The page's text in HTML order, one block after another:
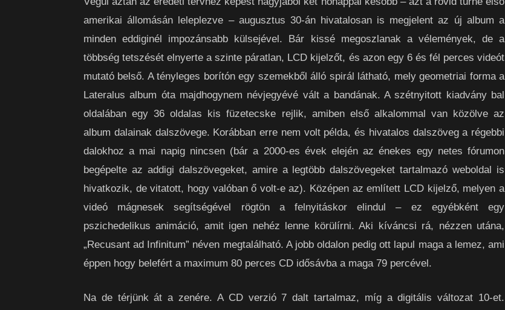
amerikai állomásán leleplezve – augusztus 30-án hivatalosan is megjelent az új album a
minden eddiginél impozánsabb külsejével. Bár kissé megoszlanak a vélemények, de a
többség tetszését elnyerte a szinte páratlan, LCD kijelzőt, és azon egy 6 és fél perces videót
mutató belső. A tényleges borítón egy szemekből álló spirál látható, mely geometriai forma a
Lateralus album óta majdhogynem névjegyévé vált a bandának. A szétnyitott kiadvány bal
oldalában egy 36 oldalas kis füzetecske rejlik, amiben első alkalommal van közölve az
album dalainak dalszövege. Korábban erre nem volt példa, és hivatalos dalszöveg a régebbi
dalokhoz a mai napig nincsen (bár a 2000-es évek elején az énekes egy netes fórumon
begépelte az addigi dalszövegeket, amire a legtöbb dalszövegeket tartalmazó weboldal is
hivatkozik, de vitatott, hogy valóban ő volt-e az). Középen az említett LCD kijelző, melyen a
videó mágnesek segítségével rögtön a felnyitáskor elindul – ez egyébként egy
pszichedelikus animáció, amit igen nehéz lenne körülírni. Aki kíváncsi rá, nézzen utána,
„Recusant ad Infinitum” néven megtalálható. A jobb oldalon pedig ott lapul maga a lemez, ami
éppen hogy belefért a maximum 80 perces CD idősávba a maga 79 percével.
Na de térjünk át a zenére. A CD verzió 7 dalt tartalmaz, míg a digitális változat 10-et.